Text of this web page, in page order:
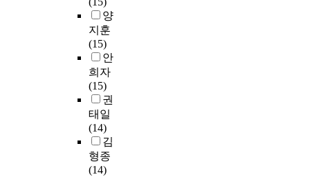
양
지훈
(15)
안
희자
(15)
권
태일
(14)
김
형종
(14)